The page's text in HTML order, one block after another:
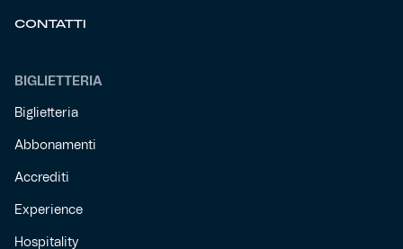
Gift Card Online Store
Fortissimo batte il mio cuor
CONTATTI
BIGLIETTERIA
Biglietteria
Abbonamenti
Accrediti
Experience
Hospitality